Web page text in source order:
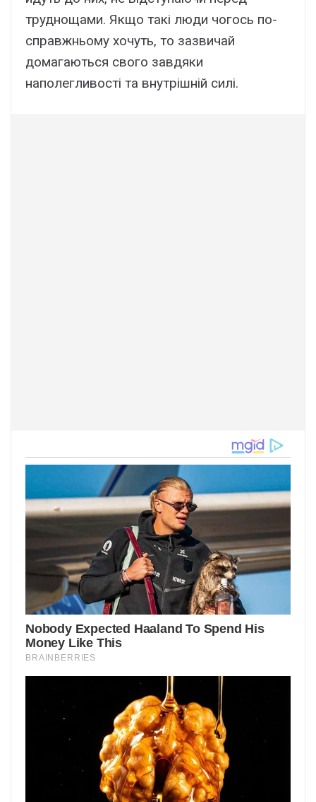
труднощами. Якщо такі люди чогось по-
справжньому хочуть, то зазвичай
домагаються свого завдяки
наполегливості та внутрішній силі.